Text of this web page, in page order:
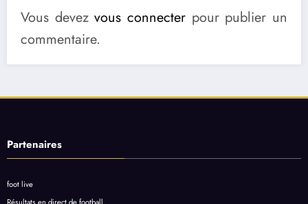
Vous devezvous connecter pour publier un
commentaire.
Partenaires
foot live
Résultats en direct de football